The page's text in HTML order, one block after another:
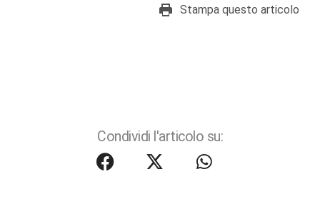
Stampa questo articolo
Condividi l'articolo su: